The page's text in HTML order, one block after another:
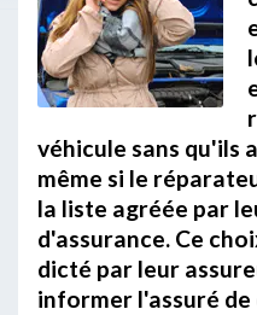
véhicule sans qu'ils
même si le
la liste agréée par
d'assurance. Ce
dicté par leur
informer l'assuré